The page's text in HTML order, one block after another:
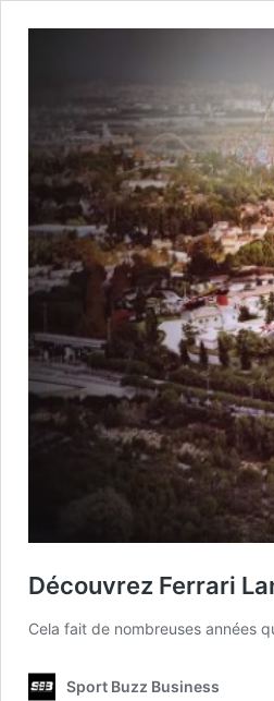
Découvrez Ferrari
Cela fait de nombreuses années
Sport Buzz Business